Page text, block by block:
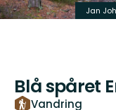
Jan
Blå spåret
Vandring